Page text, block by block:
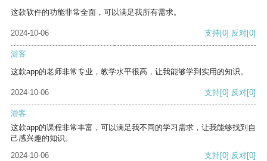
这款软件的功能非常全面，可以满足我所有需求。
2024-10-06 支持[0] 反对[0]
游客
这款app的老师非常专业，教学水平很高，让我能够学到实用的知识。
2024-10-06 支持[0] 反对[0]
游客
这款app的课程非常丰富，可以满足我不同的学习需求，让我能够找到自
己感兴趣的知识。
2024-10-06
支持[0] 反对[0]